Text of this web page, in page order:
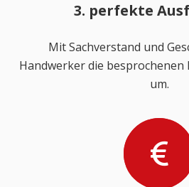
3. perfekte
Mit Sachverstand und
Handwerker die
um.